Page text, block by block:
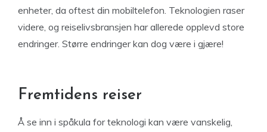
enheter, da oftest din mobiltelefon. Teknologien raser
videre, og reiselivsbransjen har allerede opplevd store
endringer. Større endringer kan dog være i gjære!
Fremtidens reiser
Å se inn i spåkula for teknologi kan være vanskelig,